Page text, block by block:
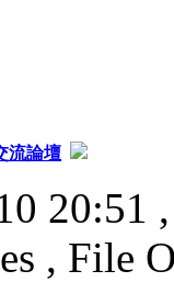
流論壇
20:51
, File